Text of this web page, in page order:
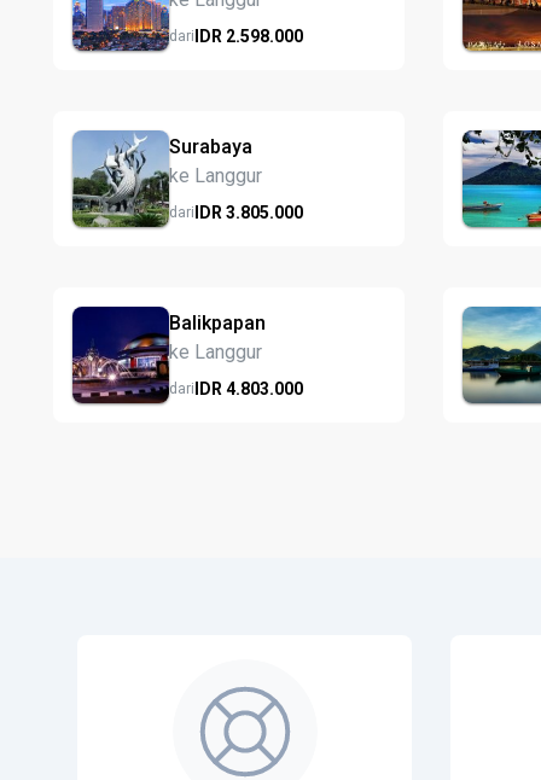
dariIDR 2.598.000
Surabaya
ke Langgur
dariIDR 3.805.000
Balikpapan
ke Langgur
dariIDR 4.803.000